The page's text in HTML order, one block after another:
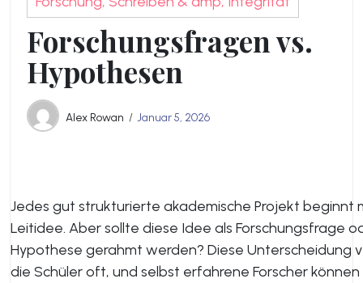
Forschungsfragen vs.
Hypothesen
Alex Rowan Januar 5, 2026
Jedes gut strukturierte akademische Projekt beginnt
Leitidee. Aber sollte diese Idee als Forschungsfrage
Hypothese gerahmt werden? Diese Unterscheidung
die Schüler oft, und selbst erfahrene Forscher können